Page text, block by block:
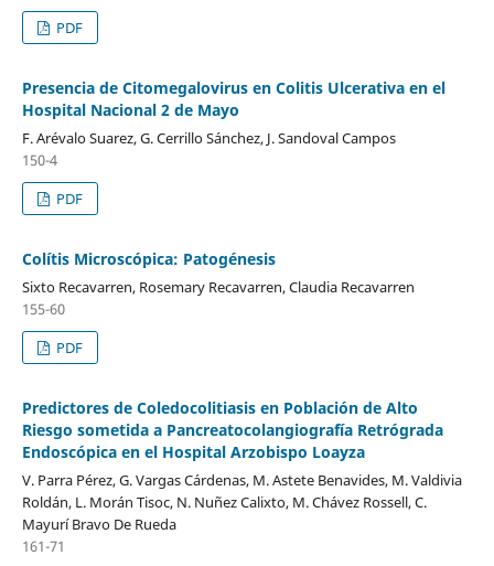
PDF
Presencia de Citomegalovirus en Colitis Ulcerativa en el
Hospital Nacional 2 de Mayo
F. Arévalo Suarez, G. Cerrillo Sánchez, J. Sandoval Campos
150-4
PDF
Colítis Microscópica: Patogénesis
Sixto Recavarren, Rosemary Recavarren, Claudia Recavarren
155-60
PDF
Predictores de Coledocolitiasis en Población de Alto
Riesgo sometida a Pancreatocolangiografía Retrógrada
Endoscópica en el Hospital Arzobispo Loayza
V. Parra Pérez, G. Vargas Cárdenas, M. Astete Benavides, M. Valdivia
Roldán, L. Morán Tisoc, N. Nuñez Calixto, M. Chávez Rossell, C.
Mayurí Bravo De Rueda
161-71